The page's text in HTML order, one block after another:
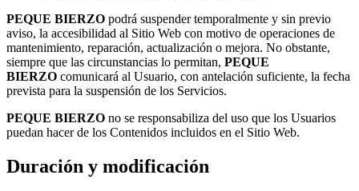
PEQUE BIERZO podrá suspender temporalmente y sin previo
aviso, la accesibilidad al Sitio Web con motivo de operaciones de
mantenimiento, reparación, actualización o mejora. No obstante,
siempre que las circunstancias lo permitan, PEQUE
BIERZO comunicará al Usuario, con antelación suficiente, la fecha
prevista para la suspensión de los Servicios.
PEQUE BIERZO no se responsabiliza del uso que los Usuarios
puedan hacer de los Contenidos incluidos en el Sitio Web.
Duración y modificación